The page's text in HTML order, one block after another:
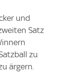
und
Satz
zu
ärgern.